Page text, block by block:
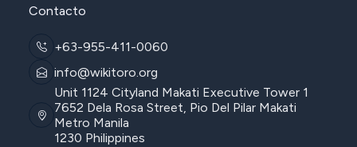
Contacto
+63-955-411-0060
info@wikitoro.org
Unit 1124 Cityland Makati Executive Tower 1
7652 Dela Rosa Street, Pio Del Pilar Makati
Metro Manila
1230 Philippines